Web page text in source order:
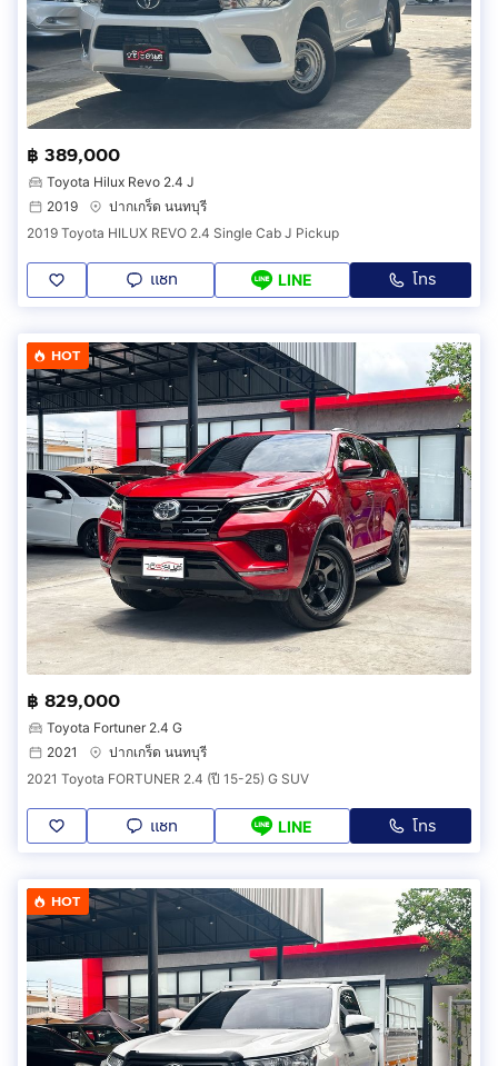
฿ 389,000
Toyota Hilux Revo 2.4 J
2019
ปากเกร็ด นนทบุรี
2019 Toyota HILUX REVO 2.4 Single Cab J Pickup
แชท LINE โทร
HOT
฿ 829,000
Toyota Fortuner 2.4 G
2021
ปากเกร็ด นนทบุรี
2021 Toyota FORTUNER 2.4 (ปี 15-25) G SUV
แชท LINE โทร
HOT